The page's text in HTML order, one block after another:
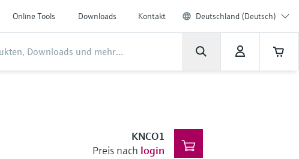
Online Tools Downloads Kontakt Deutschland (Deutsch)
KNCO1
Preis nach login